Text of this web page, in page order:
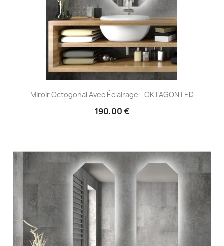
Miroir Octogonal Avec Éclairage - OKTAGON LED
190,00 €